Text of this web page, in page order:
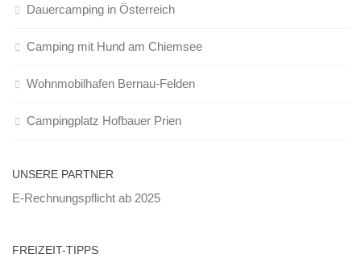
Dauercamping in Österreich
Camping mit Hund am Chiemsee
Wohnmobilhafen Bernau-Felden
Campingplatz Hofbauer Prien
UNSERE PARTNER
E-Rechnungspflicht ab 2025
FREIZEIT-TIPPS